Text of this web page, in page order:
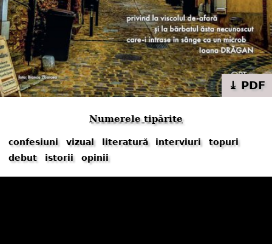
⤓ PDF
Numerele tipărite
confesiuni vizual literatură interviuri
topuri
debut
istorii opinii